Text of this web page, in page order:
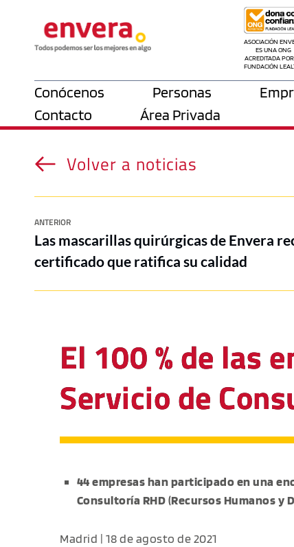
ASOCIACIÓN
ES UNA ONG
ACREDITADA
FUNDACIÓN
Conócenos Personas
Contacto
Área Privada
Volver a noticias
ANTERIOR
Las mascarillas quirúrgicas de Envera
certificado que ratifica su calidad
El 100 % de las
Servicio de
44 empresas han participado en una
Consultoría RHD (Recursos Humanos y
Madrid | 18 de agosto de 2021